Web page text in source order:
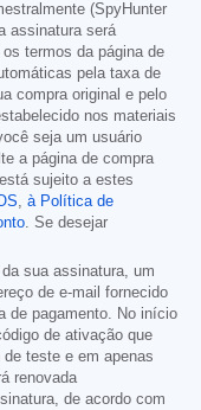
(SpyHunter
assinatura será
termos da página de
pela taxa de
compra original e pelo
nos materiais
seja um usuário
a página de compra
sujeito a estes
, à Política de
. Se desejar
sua assinatura, um
de e-mail fornecido
de pagamento. No início
de ativação que
teste e em apenas
renovada
de acordo com